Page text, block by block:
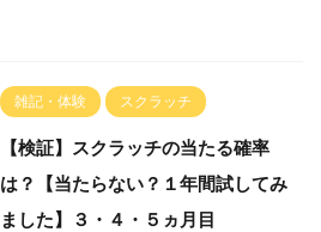
雑記・体験 スクラッチ
【検証】スクラッチの当たる確率
は？【当たらない？１年間試してみ
ました】３・４・５ヵ月目